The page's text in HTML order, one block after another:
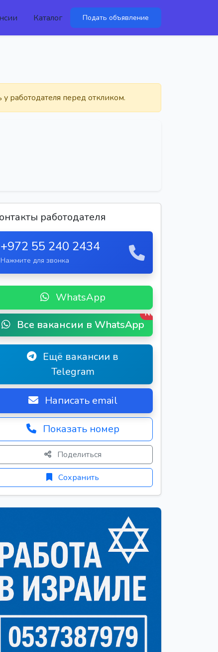
Каталог Подать объявление
работодателя перед откликом.
работодателя
+972 55 240 2434
Нажмите для звонка
WhatsApp
Все вакансии в WhatsApp
New
Ещё вакансии в
Telegram
Написать email
Показать номер
Поделиться
Сохранить